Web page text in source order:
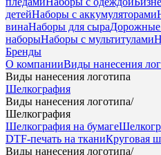
детейНаборы с аккумуляторами
винаНаборы для сыра
наборыНаборы с мультитулами
Бренды
О компанииВиды нанесения
Виды нанесения логотипа
Шелкография
Виды нанесения логотипа/
Шелкография
Шелкография на бумаге
DTF-печать на тканиКруговая
Виды нанесения логотипа/